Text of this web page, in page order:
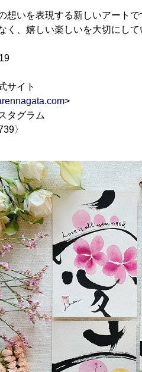
想いを表現する新しいアートで
く、嬉しい楽しいを大切にして
サイト
>
タグラム
〉